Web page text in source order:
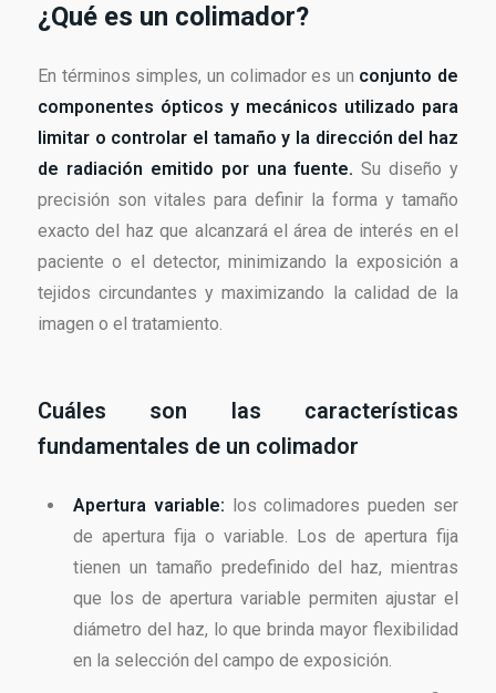
¿Qué es un colimador?
En términos simples, un colimador es un conjunto de
componentes ópticos y mecánicos utilizado para
limitar o controlar el tamaño y la dirección del haz
de radiación emitido por una fuente. Su diseño y
precisión son vitales para definir la forma y tamaño
exacto del haz que alcanzará el área de interés en el
paciente o el detector, minimizando la exposición a
tejidos circundantes y maximizando la calidad de la
imagen o el tratamiento.
Cuáles son las características
fundamentales de un colimador
Apertura variable: los colimadores pueden ser
de apertura fija o variable. Los de apertura fija
tienen un tamaño predefinido del haz, mientras
que los de apertura variable permiten ajustar el
diámetro del haz, lo que brinda mayor flexibilidad
en la selección del campo de exposición.